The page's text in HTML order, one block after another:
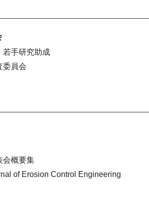
若手研究助成
委員会
会概要集
of Erosion Control Engineering